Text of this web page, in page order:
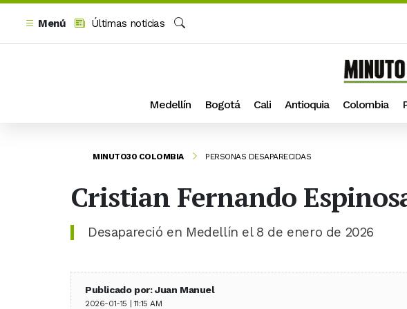
Menú
Últimas noticias
Medellín Bogotá Cali Antioquia Colombia
MINUTO30 COLOMBIA PERSONAS DESAPARECIDAS
Cristian Fernando
Desapareció en Medellín el 8 de enero de 2026
Publicado por: Juan Manuel
2026-01-15 | 11:15 AM